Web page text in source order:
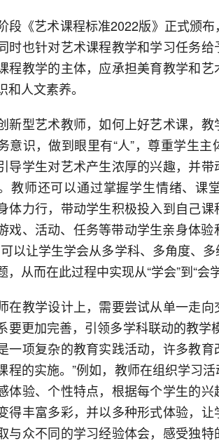
段《艺术课程标准2022版》正式颁
时也针对艺术课程教学和学习任务
程教学的主体，应承担美育教学和
和人文素养。
新型艺术教师，如何上好艺术课，
意识，做到眼里有“人”，尊重学生
导学生对艺术产生浓厚的兴趣，并
教师还可以通过掌握学生情绪、课
体力行，带动学生积极投入到自己
戏、活动、任务等带动学生亲身体验
以让学生学会从多学科、多角度、
，从而在此过程中实现从“学会”到“会
在教学设计上，需要尝试从单一走
要更加完善，引领多学科联动的教学
一项复杂的教育实践活动，许多教育
程的实施。”例如，教师在组织学习
体验、个性特点，根据每个学生的
得丰富多彩，并以多种形式体验，
与众不同的学习经验体会，感受独